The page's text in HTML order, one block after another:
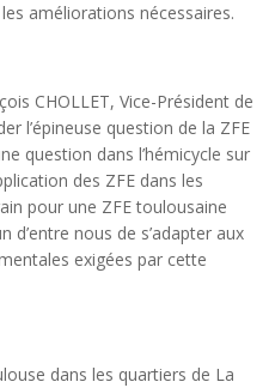
améliorations nécessaires.
CHOLLET, Vice-Président de
l’épineuse question de la ZFE
question dans l’hémicycle sur
des ZFE dans les
pour une ZFE toulousaine
nous de s’adapter aux
exigées par cette
dans les quartiers de La